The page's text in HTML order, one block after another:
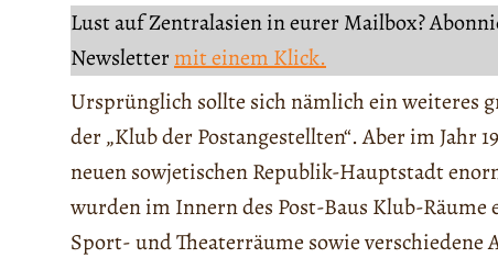
Lust auf Zentralasien in eurer Mailbox?
Newslettermit einem Klick.
Ursprünglich sollte sich nämlich ein weiteres
der „Klub der Postangestellten“. Aber im Jahr
neuen sowjetischen Republik-Hauptstadt
wurden im Innern des Post-Baus Klub-
Sport- und Theaterräume sowie